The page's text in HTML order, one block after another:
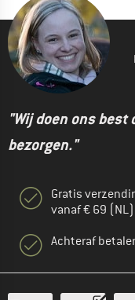
"Wij doen ons
bezorgen."
Gratis
vanaf € 69 (NL)
Achteraf